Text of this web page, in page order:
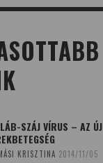
SZÁJ VÍRUS – AZ ÚJ
KRISZTINA 2014/11/05